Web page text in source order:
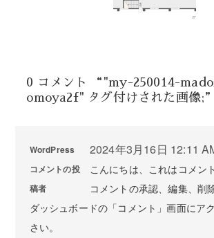
0 コメント “"my-250014-
omoya2f" タグ付けされた画像;”
WordPress
コメントの投
稿者
2024年3月16日 12:11
こんにちは、これはコメン
コメントの承認、編集、削
ダッシュボードの「コメント」画面にア
さい。